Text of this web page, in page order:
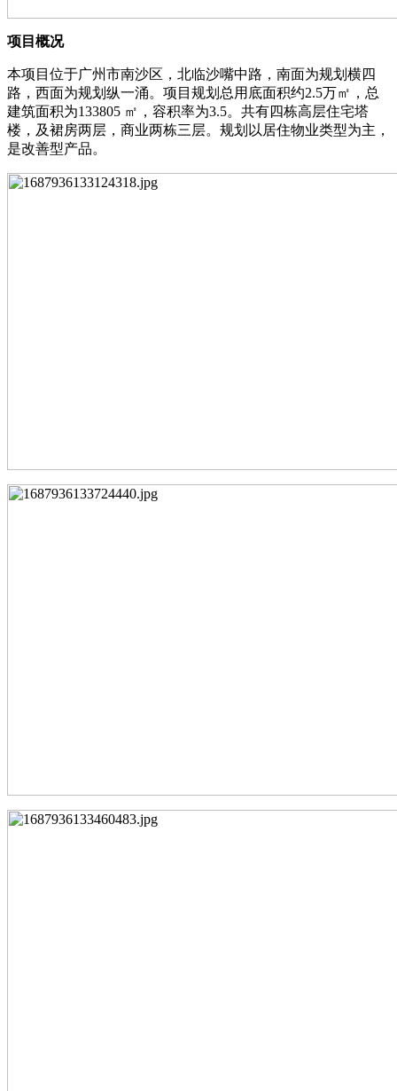
项⽬概况
本项⽬位于⼴州市南沙区，北临沙嘴中路，南⾯为规划横四
路，西⾯为规划纵⼀涌。项⽬规划总⽤底⾯积约2.5万㎡，总
建筑⾯积为133805 ㎡，容积率为3.5。共有四栋⾼层住宅塔
楼，及裙房两层，商业两栋三层。规划以居住物业类型为主，
是改善型产品。